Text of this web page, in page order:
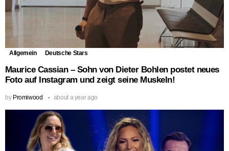
Allgemein Deutsche Stars
Maurice Cassian – Sohn von Dieter Bohlen postet neues
Foto auf Instagram und zeigt seine Muskeln!
by Promiwood about a year ago